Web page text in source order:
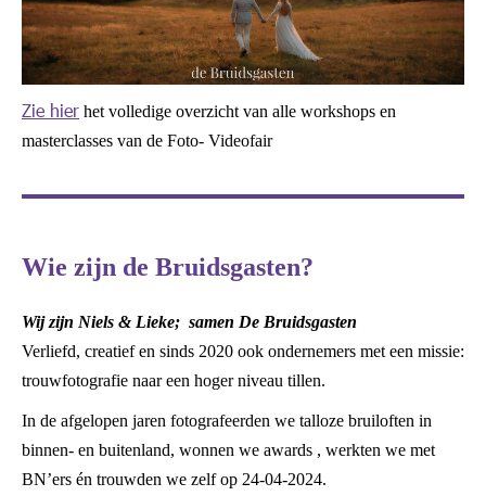
Zie hier het volledige overzicht van alle workshops en
masterclasses van de Foto- Videofair
Wie zijn de Bruidsgasten?
Wij zijn Niels & Lieke; samen De Bruidsgasten
Verliefd, creatief en sinds 2020 ook ondernemers met een missie:
trouwfotografie naar een hoger niveau tillen.
In de afgelopen jaren fotografeerden we talloze bruiloften in
binnen- en buitenland, wonnen we awards , werkten we met
BN’ers én trouwden we zelf op 24-04-2024.